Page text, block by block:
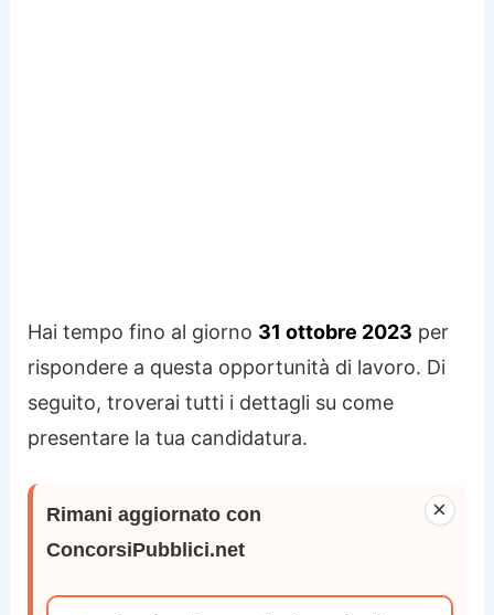
Hai tempo fino al giorno 31 ottobre 2023 per
rispondere a questa opportunità di lavoro. Di
seguito, troverai tutti i dettagli su come
presentare la tua candidatura.
×
Rimani aggiornato con
ConcorsiPubblici.net